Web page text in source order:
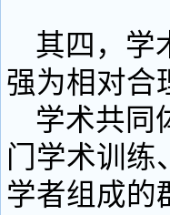
其四，学
强为相对合
学术共同
门学术训练
学者组成的